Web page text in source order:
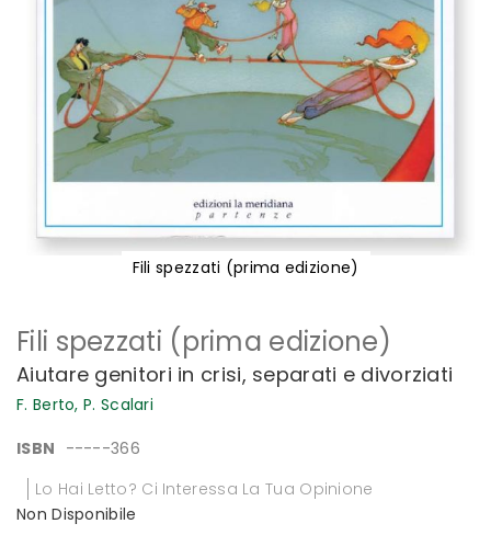
Fili spezzati (prima edizione)
Aiutare genitori in crisi, separati e divorziati
F. Berto, P. Scalari
ISBN -----366
Lo Hai Letto? Ci Interessa La Tua Opinione
Non Disponibile
Fili spezzati (prima edizione)
all'inizio
galleria
di